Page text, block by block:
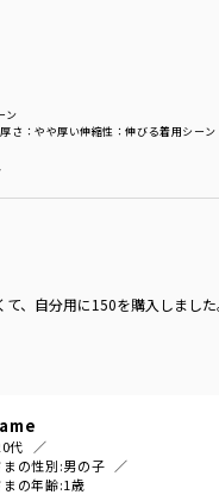
さ ：やや厚い伸縮性 ：伸びる着用シーン
ン
て、自分用に150を購入しまし
代
まの性別:男の子
まの年齢:1歳